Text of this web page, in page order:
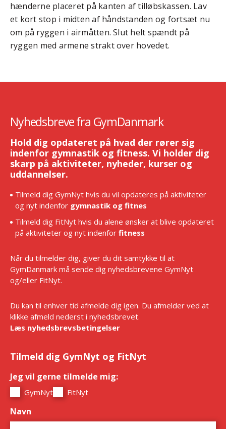
hænderne placeret på kanten af tilløbskassen. Lav
et kort stop i midten af håndstanden og fortsæt nu
om på ryggen i airmåtten. Slut helt spændt på
ryggen med armene strakt over hovedet.
Nyhedsbreve fra GymDanmark
Hold dig opdateret på hvad der rører sig
indenfor gymnastik og fitness. Vi holder dig
skarp på aktiviteter, nyheder, kurser og
uddannelser.
Tilmeld dig GymNyt hvis du vil opdateres på aktiviteter
og nyt indenfor gymnastik og fitnes
Tilmeld dig FitNyt hvis du alene ønsker at blive opdateret
på aktiviteter og nyt indenfor fitness
Når du tilmelder dig, giver du dit samtykke til at
GymDanmark må sende dig nyhedsbrevene GymNyt
og/eller FitNyt.
Du kan til enhver tid afmelde dig igen. Du afmelder ved at
klikke afmeld nederst i nyhedsbrevet.
Læs nyhedsbrevsbetingelser
Tilmeld dig GymNyt og FitNyt
Jeg vil gerne tilmelde mig:
GymNyt FitNyt
Navn